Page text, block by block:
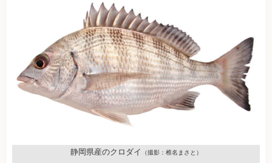
静岡県産のクロダイ （撮影：椎名まさと）